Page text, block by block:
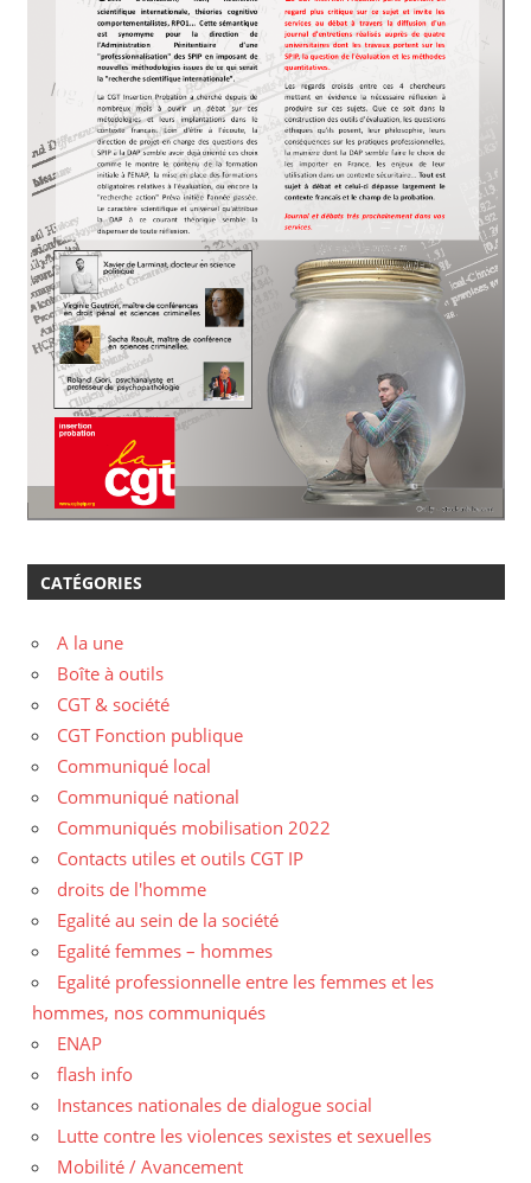
CATÉGORIES
A la une
Boîte à outils
CGT & société
CGT Fonction publique
Communiqué local
Communiqué national
Communiqués mobilisation 2022
Contacts utiles et outils CGT IP
droits de l'homme
Egalité au sein de la société
Egalité femmes – hommes
Egalité professionnelle entre les femmes et les
hommes, nos communiqués
ENAP
flash info
Instances nationales de dialogue social
Lutte contre les violences sexistes et sexuelles
Mobilité / Avancement